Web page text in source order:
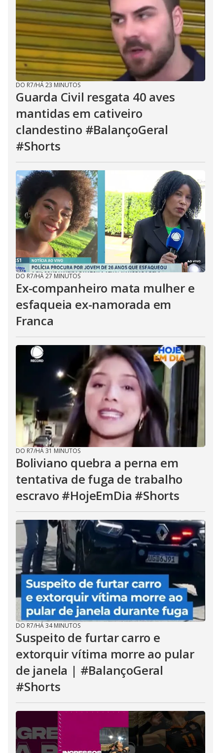
DO R7/HÁ 23 MINUTOS
Guarda Civil resgata 40 aves
mantidas em cativeiro
clandestino #BalançoGeral
#Shorts
DO R7/HÁ 27 MINUTOS
Ex-companheiro mata mulher e
esfaqueia ex-namorada em
Franca
DO R7/HÁ 31 MINUTOS
Boliviano quebra a perna em
tentativa de fuga de trabalho
escravo #HojeEmDia #Shorts
DO R7/HÁ 34 MINUTOS
Suspeito de furtar carro e
extorquir vítima morre ao pular
de janela | #BalançoGeral
#Shorts